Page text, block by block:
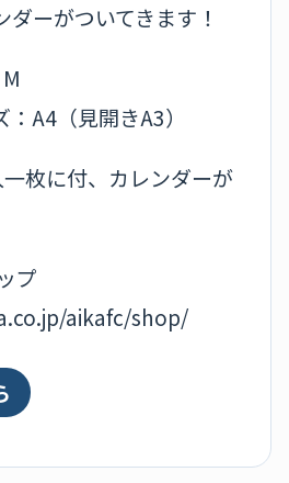
ーがついてきます！
A4（見開きA3）
枚に付、カレンダーが
プ
aikafc/shop/